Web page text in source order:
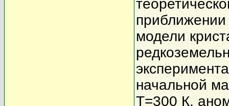
приближении
модели
начальной
T=300 К,